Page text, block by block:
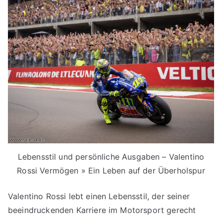
Lebensstil und persönliche Ausgaben – Valentino
Rossi Vermögen » Ein Leben auf der Überholspur
Valentino Rossi lebt einen Lebensstil, der seiner
beeindruckenden Karriere im Motorsport gerecht